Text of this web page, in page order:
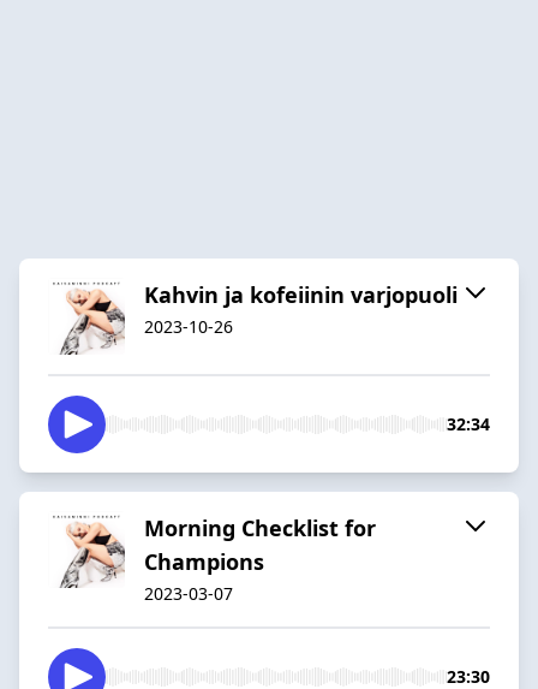
Kahvin ja kofeiinin varjopuoli
2023-10-26
32:34
Morning Checklist for
Champions
2023-03-07
23:30